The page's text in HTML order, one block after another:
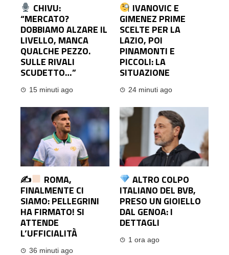
CHIVU:
“MERCATO?
DOBBIAMO ALZARE IL
LIVELLO, MANCA
QUALCHE PEZZO.
SULLE RIVALI
SCUDETTO…”
15 minuti ago
IVANOVIC E
GIMENEZ PRIME
SCELTE PER LA
LAZIO, POI
PINAMONTI E
PICCOLI: LA
SITUAZIONE
24 minuti ago
✍ ROMA,
FINALMENTE CI
SIAMO: PELLEGRINI
HA FIRMATO! SI
ATTENDE
L’UFFICIALITÀ
36 minuti ago
ALTRO COLPO
ITALIANO DEL BVB,
PRESO UN GIOIELLO
DAL GENOA: I
DETTAGLI
1 ora ago